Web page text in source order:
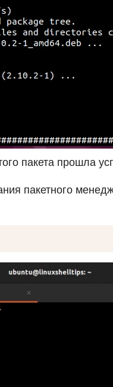
пакета прошла
пакетного